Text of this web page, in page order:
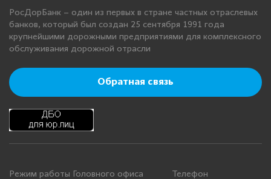
РосДорБанк – один из первых в стране частных отраслевых
банков, который был создан 25 сентября 1991 года
крупнейшими дорожными предприятиями для комплексного
обслуживания дорожной отрасли
Обратная связь
Режим работы Головного офиса Телефон